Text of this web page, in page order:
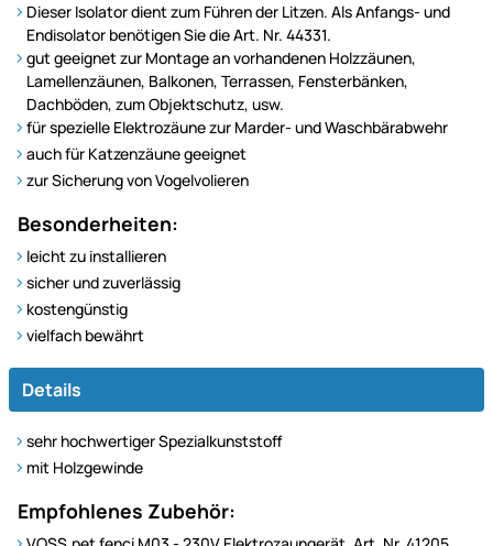
Dieser Isolator dient zum Führen der Litzen. Als Anfangs- und
Endisolator benötigen Sie die Art. Nr. 44331.
gut geeignet zur Montage an vorhandenen Holzzäunen,
Lamellenzäunen, Balkonen, Terrassen, Fensterbänken,
Dachböden, zum Objektschutz, usw.
für spezielle Elektrozäune zur Marder- und Waschbärabwehr
auch für Katzenzäune geeignet
zur Sicherung von Vogelvolieren
Besonderheiten:
leicht zu installieren
sicher und zuverlässig
kostengünstig
vielfach bewährt
Details
sehr hochwertiger Spezialkunststoff
mit Holzgewinde
Empfohlenes Zubehör: